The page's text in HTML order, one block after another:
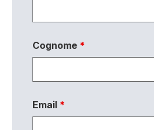
Cognome *
Email *